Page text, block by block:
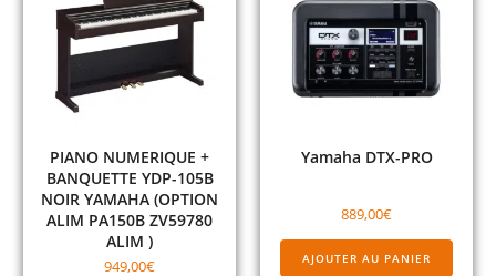
PIANO NUMERIQUE +
BANQUETTE YDP-105B
NOIR YAMAHA (OPTION
ALIM PA150B ZV59780
ALIM )
949,00€
Yamaha DTX-PRO
889,00€
AJOUTER AU PANIER